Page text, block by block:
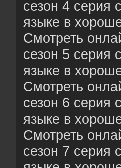
сезон 4 серия
языке в
Смотреть
сезон 5 серия
языке в
Смотреть
сезон 6 серия
языке в
Смотреть
сезон 7 серия